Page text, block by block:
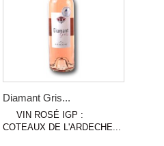
Diamant Gris...
VIN ROSÉ IGP :
COTEAUX DE L'ARDECHE...